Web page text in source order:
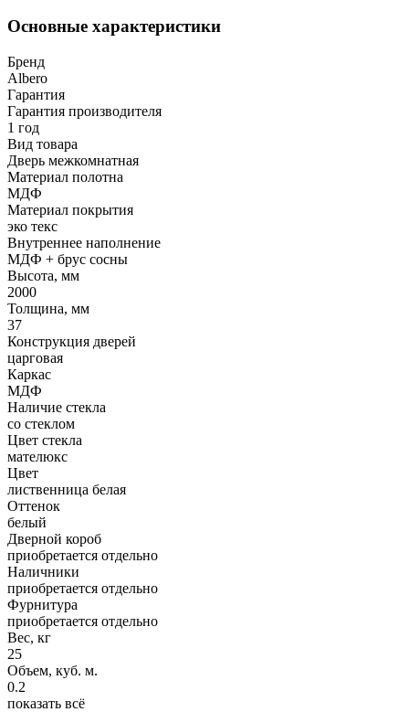
Основные характеристики
Бренд
Albero
Гарантия
Гарантия производителя
1 год
Вид товара
Дверь межкомнатная
Материал полотна
МДФ
Материал покрытия
эко текс
Внутреннее наполнение
МДФ + брус сосны
Высота, мм
2000
Толщина, мм
37
Конструкция дверей
царговая
Каркас
МДФ
Наличие стекла
со стеклом
Цвет стекла
мателюкс
Цвет
лиственница белая
Оттенок
белый
Дверной короб
приобретается отдельно
Наличники
приобретается отдельно
Фурнитура
приобретается отдельно
Вес, кг
25
Объем, куб. м.
0.2
показать всё